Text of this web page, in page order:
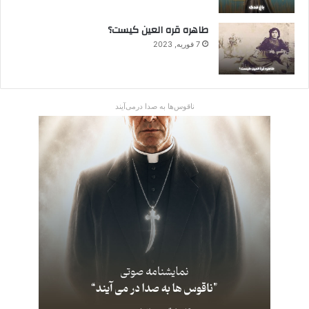
طاهره قره العین کیست؟
7 فوریه, 2023
ناقوس‌ها به صدا در‌می‌آیند